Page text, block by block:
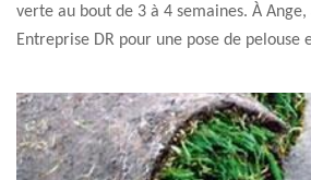
verte au bout de 3 à 4 semaines. À Ange,
Entreprise DR pour une pose de pelouse